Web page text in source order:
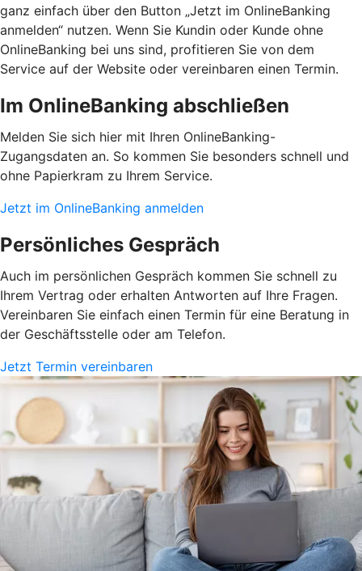
ganz einfach über den Button „Jetzt im OnlineBanking
anmelden“ nutzen. Wenn Sie Kundin oder Kunde ohne
OnlineBanking bei uns sind, profitieren Sie von dem
Service auf der Website oder vereinbaren einen Termin.
Im OnlineBanking abschließen
Melden Sie sich hier mit Ihren OnlineBanking-
Zugangsdaten an. So kommen Sie besonders schnell und
ohne Papierkram zu Ihrem Service.
Jetzt im OnlineBanking anmelden
Persönliches Gespräch
Auch im persönlichen Gespräch kommen Sie schnell zu
Ihrem Vertrag oder erhalten Antworten auf Ihre Fragen.
Vereinbaren Sie einfach einen Termin für eine Beratung in
der Geschäftsstelle oder am Telefon.
Jetzt Termin vereinbaren